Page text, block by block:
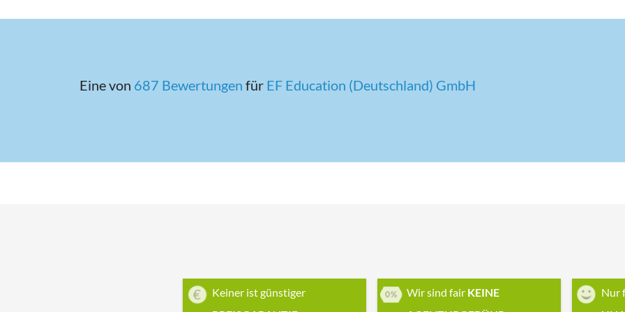
Eine von 687 Bewertungen für EF Education (Deutschland) GmbH
Keiner ist günstiger
Wir sind fair KEINE
Nur